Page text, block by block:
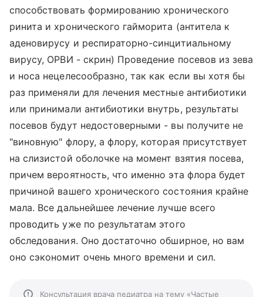
способствовать формированию хронического
ринита и хронического гайморита (антитела к
аденовирусу и респираторно-синцитиальному
вирусу, ОРВИ - скрин) Проведение посевов из зева
и носа нецелесообразно, так как если вы хотя бы
раз применяли для лечения местные антибиотики
или принимали антибиотики внутрь, результаты
посевов будут недостоверными - вы получите не
"виновную" флору, а флору, которая присутствует
на слизистой оболочке на момент взятия посева,
причем вероятность, что именно эта флора будет
причиной вашего хронического состояния крайне
мала. Все дальнейшее лечение лучше всего
проводить уже по результатам этого
обследования. Оно достаточно обширное, но вам
оно сэкономит очень много времени и сил.
Консультация врача педиатра на тему «Частые